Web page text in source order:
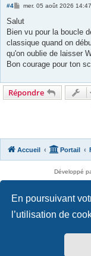
En poursuivant
l’utilisation de
#4
M
s
a
g
mer. 05 août 2026 14:47
Salut
Bien vu pour la boucle
classique quand on
qu'on oublie de laisser
Bon courage pour ton
Répondre
Accueil Portail
Développé